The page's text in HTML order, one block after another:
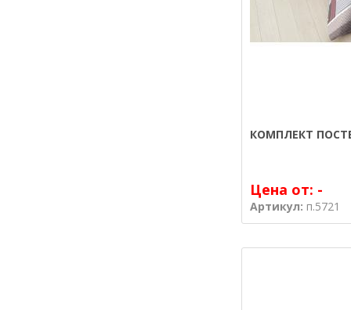
КОМПЛЕКТ
Цена от: -
Артикул: п.5721